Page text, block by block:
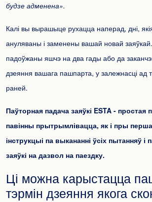
будзе адменена».
Калі вы вырашыце рухацца наперад, дні,
ануляваны і заменены вашай новай
падоўжаны яшчэ на два гады або да
дзеяння вашага пашпарта, у залежнасці ад
раней.
Паўторная падача заяўкі ESTA -
павінны прытрымлівацца, як і пры
інструкцыі па выкананні ўсіх пытанняў
заяўкі на дазвол на паездку.
Ці можна карыстацца
тэрмін дзеяння якога